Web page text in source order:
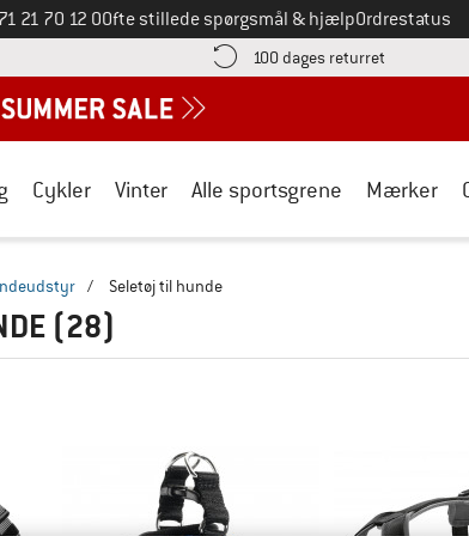
os på
21 70 12 0Ofte stillede spørgsmål & hjælpOrdrestatus
her! Åbnes i en infoboks
100 dages returret Gå til
Cykler Vinter Alle sportsgrene Mærker
/ Seletøj til hunde
(28)